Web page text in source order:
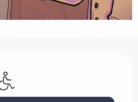
Accès handicapés